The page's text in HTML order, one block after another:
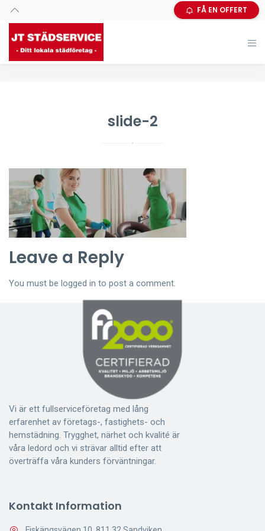
FÅ EN OFFERT
slide-2
Leave a Reply
You must be logged in to post a comment.
Vi är ett fullserviceföretag med lång
erfarenhet av företags-, fastighets- och
hemstädning. Trygghet, närhet och kvalité är
våra ledord och vi strävar alltid efter att
överträffa våra kunders förväntningar.
Kontakt Information